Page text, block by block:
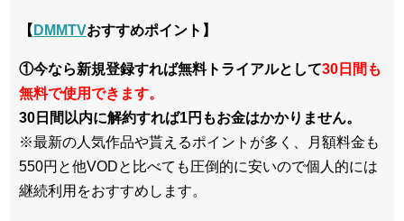
【 DMMTVおすすめポイント】
①今なら新規登録すれば無料トライアルとして30日間も
無料で使用できます。
30日間以内に解約すれば1円もお金はかかりません。
※最新の人気作品や貰えるポイントが多く、月額料金も
550円と他VODと比べても圧倒的に安いので個人的には
継続利用をおすすめします。